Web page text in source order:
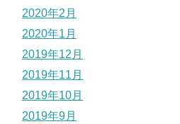
2020年2月
2020年1月
2019年12月
2019年11月
2019年10月
2019年9月